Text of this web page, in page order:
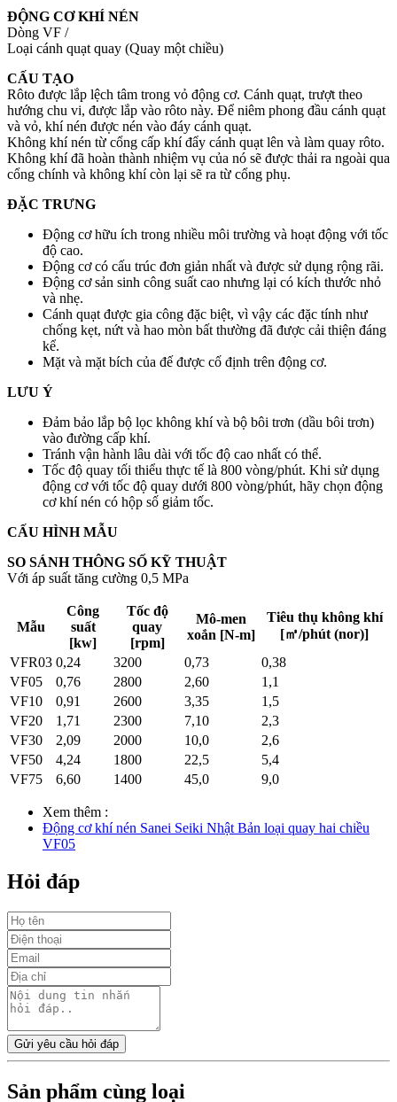
ĐỘNG CƠ KHÍ NÉN
Dòng VF /
Loại cánh quạt quay (Quay một chiều)
CẤU TẠO
Rôto được lắp lệch tâm trong vỏ động cơ. Cánh quạt, trượt theo
hướng chu vi, được lắp vào rôto này. Để niêm phong đầu cánh quạt
và vỏ, khí nén được nén vào đáy cánh quạt.
Không khí nén từ cổng cấp khí đẩy cánh quạt lên và làm quay rôto.
Không khí đã hoàn thành nhiệm vụ của nó sẽ được thải ra ngoài qua
cổng chính và không khí còn lại sẽ ra từ cổng phụ.
ĐẶC TRƯNG
Động cơ hữu ích trong nhiều môi trường và hoạt động với tốc
độ cao.
Động cơ có cấu trúc đơn giản nhất và được sử dụng rộng rãi.
Động cơ sản sinh công suất cao nhưng lại có kích thước nhỏ
và nhẹ.
Cánh quạt được gia công đặc biệt, vì vậy các đặc tính như
chống kẹt, nứt và hao mòn bất thường đã được cải thiện đáng
kể.
Mặt và mặt bích của đế được cố định trên động cơ.
LƯU Ý
Đảm bảo lắp bộ lọc không khí và bộ bôi trơn (dầu bôi trơn)
vào đường cấp khí.
Tránh vận hành lâu dài với tốc độ cao nhất có thể.
Tốc độ quay tối thiểu thực tế là 800 vòng/phút. Khi sử dụng
động cơ với tốc độ quay dưới 800 vòng/phút, hãy chọn động
cơ khí nén có hộp số giảm tốc.
CẤU HÌNH MẪU
SO SÁNH THÔNG SỐ KỸ THUẬT
Với áp suất tăng cường 0,5 MPa
Mẫu
Công
suất
[kw]
Tốc độ
quay
[rpm]
Mô-men
xoắn [N-m]
Tiêu thụ không khí
[㎥/phút (nor)]
VFR03 0,24 3200 0,73
0,38
VF05
0,76 2800 2,60
1,1
VF10
0,91 2600 3,35
1,5
VF20
1,71 2300 7,10
2,3
VF30
2,09 2000 10,0
2,6
VF50
4,24 1800 22,5
5,4
VF75
6,60 1400 45,0 9,0
Xem thêm :
Động cơ khí nén Sanei Seiki Nhật Bản loại quay hai chiều
VF05
Hỏi đáp
Gửi yêu cầu hỏi đáp
Sản phẩm cùng loại